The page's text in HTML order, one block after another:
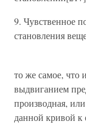
9. Чувственное
становления
то же самое, что
выдвиганием
производная,
данной кривой к